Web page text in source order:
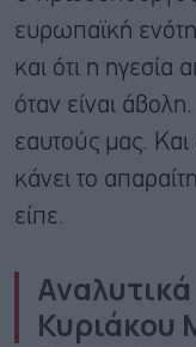
ευρωπαϊκή
και ότι η ηγεσία
όταν είναι
εαυτούς μας.
κάνει το
είπε.
Κυριάκου